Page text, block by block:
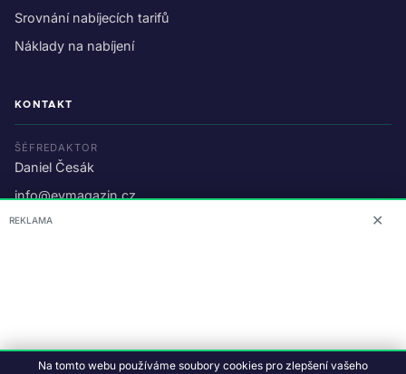
Srovnání nabíjecích tarifů
Náklady na nabíjení
KONTAKT
ŠÉFREDAKTOR
Daniel Česák
info@evmagazin.cz
O nás
© 2026 EV Magazin.Podmínky a ochrana dat.
REKLAMA ✕
Na tomto webu používáme soubory cookies pro zlepšení vašeho